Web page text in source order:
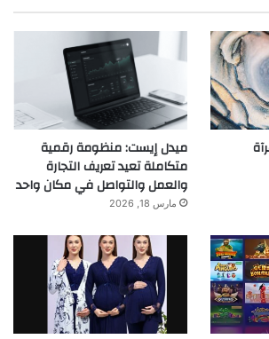
ميدل إيست: منظومة رقمية
متكاملة تعيد تعريف التجارة
والعمل والتواصل في مكان واحد
مارس 18, 2026